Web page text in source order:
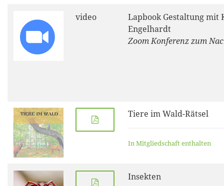
video
Lapbook Gestaltung mit
Engelhardt
Zoom Konferenz zum
Tiere im Wald-Rätsel
In Mitgliedschaft enthalten
Insekten